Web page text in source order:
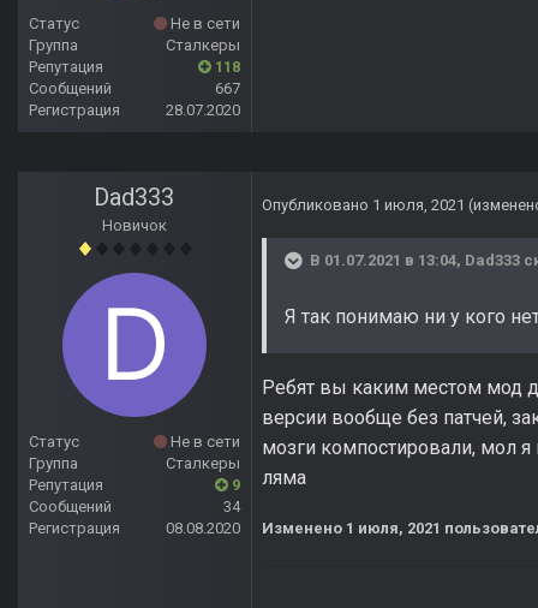
Статус
Не в сети
Группа
Сталкеры
Репутация
118
Сообщений
667
Регистрация
28.07.2020
Dad333
Новичок
Статус
Не в сети
Группа
Сталкеры
Репутация
9
Сообщений
34
Регистрация
08.08.2020
Опубликовано 1 июля, 2021
В 01.07.2021 в 13:04, Dad333
Я так понимаю ни у кого
Ребят вы каким местом мод
версии вообще без патчей,
мозги компостировали, мол я
ляма
Изменено 1 июля, 2021